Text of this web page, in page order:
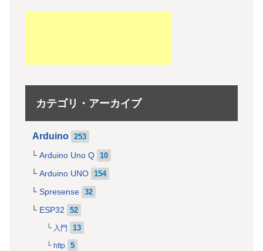
カテゴリ・アーカイブ
Arduino 253
Arduino Uno Q 10
Arduino UNO 154
Spresense 32
ESP32 52
入門 13
http 5